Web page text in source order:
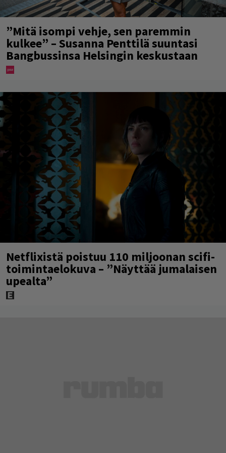
”Mitä isompi vehje, sen paremmin
kulkee” – Susanna Penttilä suuntasi
Bangbussinsa Helsingin keskustaan
Netflixistä poistuu 110 miljoonan scifi-
toimintaelokuva – ”Näyttää jumalaisen
upealta”